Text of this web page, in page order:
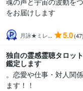
をお届けします
月詠★ミレ... 5.0(47)
独自の霊感霊聴タロッ
鑑定します
。恋愛や仕事・対人関
ます！！